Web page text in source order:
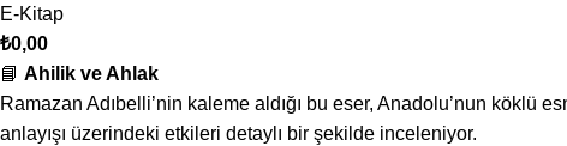
E-Kitap
₺0,00
📘 Ahilik ve Ahlak
Ramazan Adıbelli’nin kaleme aldığı bu eser, Anadolu’nun
anlayışı üzerindeki etkileri detaylı bir şekilde inceleniyor.